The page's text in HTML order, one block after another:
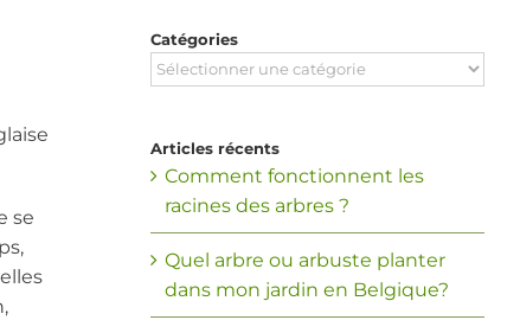
se
Catégories
Catégories
Articles récents
Comment fonctionnent les
racines des arbres ?
Quel arbre ou arbuste planter
dans mon jardin en Belgique?